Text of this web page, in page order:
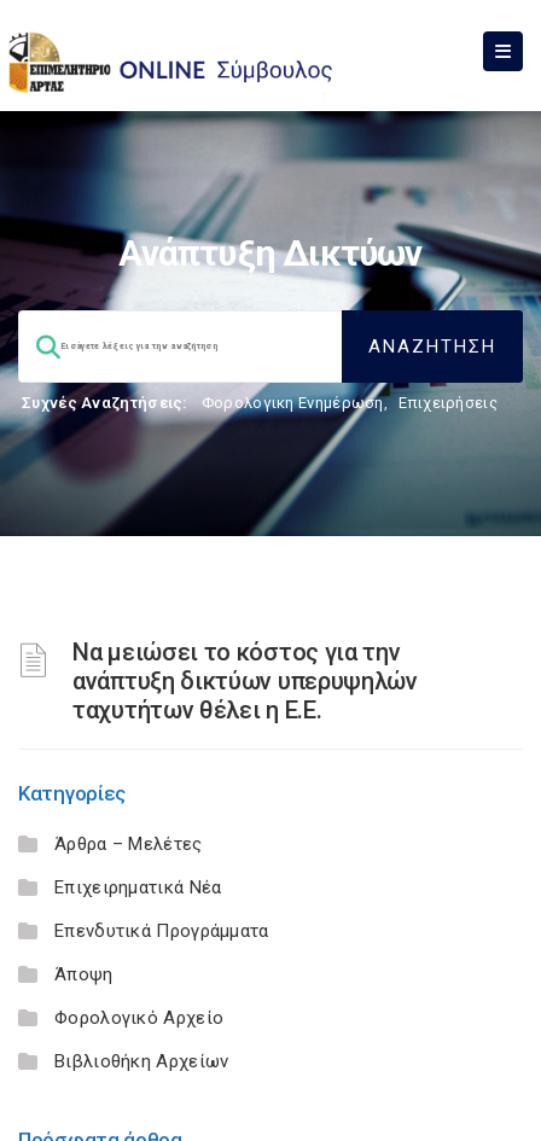
Ανάπτυξη Δικτύων
Συχνές Αναζητήσεις: Φορολογικη Ενημέρωση, Επιχειρήσεις
Να μειώσει το κόστος για την
ανάπτυξη δικτύων υπερυψηλών
ταχυτήτων θέλει η Ε.Ε.
Κατηγορίες
Άρθρα – Μελέτες
Επιχειρηματικά Νέα
Επενδυτικά Προγράμματα
Άποψη
Φορολογικό Αρχείο
Βιβλιοθήκη Αρχείων